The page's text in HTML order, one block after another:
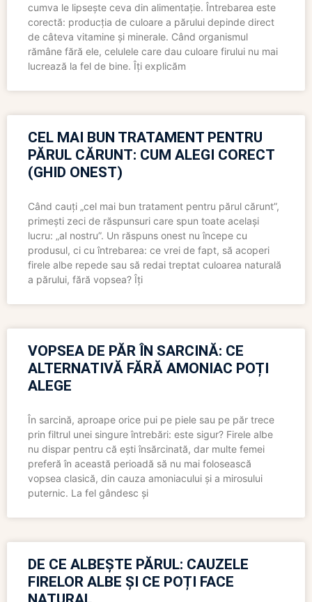
cumva le lipsește ceva din alimentație. Întrebarea este
corectă: producția de culoare a părului depinde direct
de câteva vitamine și minerale. Când organismul
rămâne fără ele, celulele care dau culoare firului nu mai
lucrează la fel de bine. Îți explicăm
CEL MAI BUN TRATAMENT PENTRU
PĂRUL CĂRUNT: CUM ALEGI CORECT
(GHID ONEST)
Când cauți „cel mai bun tratament pentru părul cărunt”,
primești zeci de răspunsuri care spun toate același
lucru: „al nostru”. Un răspuns onest nu începe cu
produsul, ci cu întrebarea: ce vrei de fapt, să acoperi
firele albe repede sau să redai treptat culoarea naturală
a părului, fără vopsea? Îți
VOPSEA DE PĂR ÎN SARCINĂ: CE
ALTERNATIVĂ FĂRĂ AMONIAC POȚI
ALEGE
În sarcină, aproape orice pui pe piele sau pe păr trece
prin filtrul unei singure întrebări: este sigur? Firele albe
nu dispar pentru că ești însărcinată, dar multe femei
preferă în această perioadă să nu mai folosească
vopsea clasică, din cauza amoniacului și a mirosului
puternic. La fel gândesc și
DE CE ALBEȘTE PĂRUL: CAUZELE
FIRELOR ALBE ȘI CE POȚI FACE